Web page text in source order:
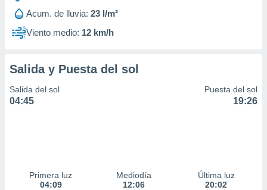
Acum. de lluvia: 23 l/m²
Viento medio: 12 km/h
Salida y Puesta del sol
Salida del sol
04:45
Puesta del sol
19:26
Primera luz
04:09
Mediodía
12:06
Última luz
20:02